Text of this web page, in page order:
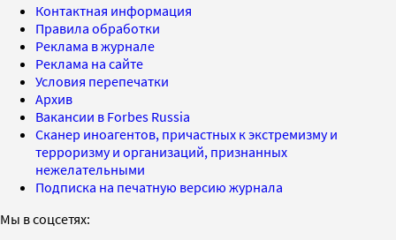
Контактная информация
Правила обработки
Реклама в журнале
Реклама на сайте
Условия перепечатки
Архив
Вакансии в Forbes Russia
Сканер иноагентов, причастных к экстремизму и
терроризму и организаций, признанных
нежелательными
Подписка на печатную версию журнала
Мы в соцсетях: